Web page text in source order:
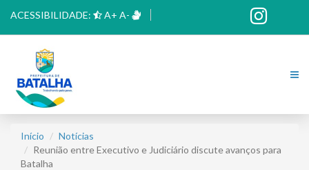
ACESSIBILIDADE: A+ A-
Início
Notícias
Reunião entre Executivo e Judiciário discute avanços para
Batalha